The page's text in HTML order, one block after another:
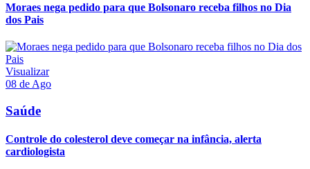
Moraes nega pedido para que Bolsonaro receba filhos no Dia
dos Pais
Visualizar
08 de Ago
Saúde
Controle do colesterol deve começar na infância, alerta
cardiologista